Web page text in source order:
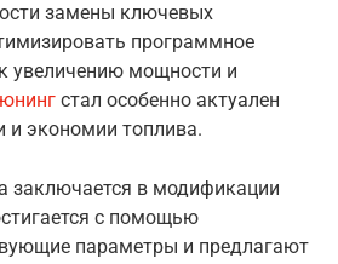
замены ключевых
программное
увеличению мощности и
стал особенно актуален
и экономии топлива.
заключается в модификации
с помощью
параметры и предлагают